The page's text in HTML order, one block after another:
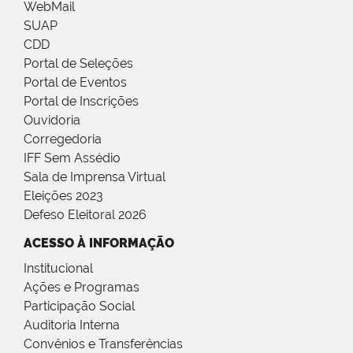
WebMail
SUAP
CDD
Portal de Seleções
Portal de Eventos
Portal de Inscrições
Ouvidoria
Corregedoria
IFF Sem Assédio
Sala de Imprensa Virtual
Eleições 2023
Defeso Eleitoral 2026
ACESSO À INFORMAÇÃO
Institucional
Ações e Programas
Participação Social
Auditoria Interna
Convênios e Transferências